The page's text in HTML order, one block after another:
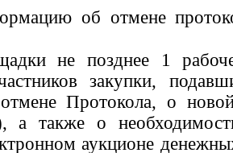
об отмене
не позднее 1
закупки,
Протокола, о
а также о
аукционе